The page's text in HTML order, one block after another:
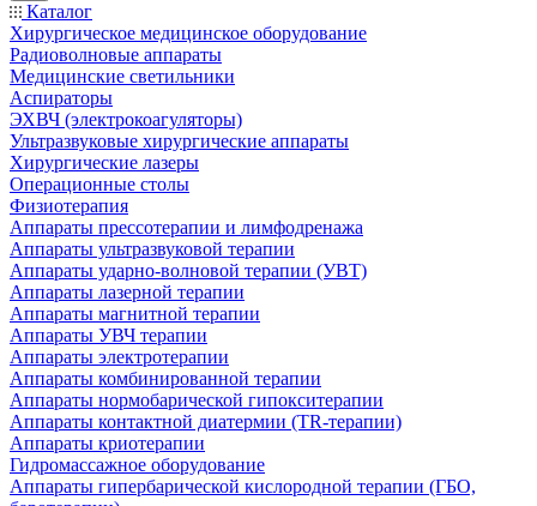
Каталог
Хирургическое медицинское оборудование
Радиоволновые аппараты
Медицинские светильники
Аспираторы
ЭХВЧ (электрокоагуляторы)
Ультразвуковые хирургические аппараты
Хирургические лазеры
Операционные столы
Физиотерапия
Аппараты прессотерапии и лимфодренажа
Аппараты ультразвуковой терапии
Аппараты ударно-волновой терапии (УВТ)
Аппараты лазерной терапии
Аппараты магнитной терапии
Аппараты УВЧ терапии
Аппараты электротерапии
Аппараты комбинированной терапии
Аппараты нормобарической гипокситерапии
Аппараты контактной диатермии (TR-терапии)
Аппараты криотерапии
Гидромассажное оборудование
Аппараты гипербарической кислородной терапии (ГБО,